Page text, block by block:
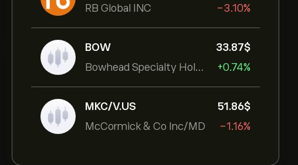
RB Global INC
-3.10%
BOW
Bowhead Specialty Holdings Inc
33.87‎$‎
+0.74%
MKC/V.US
McCormick & Co Inc/MD
51.86‎$‎
-1.16%